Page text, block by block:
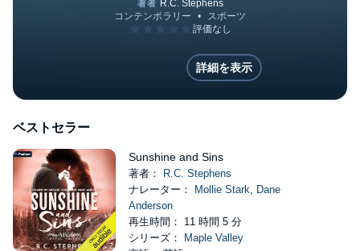
Heartless Player
詳細を表示
ベストセラー
Sunshine and Sins
著者：
R.C. Stephens
ナレーター：
Mollie Stark, Dane
Anderson
再生時間： 11 時間 5 分
シリーズ：
Maple Valley